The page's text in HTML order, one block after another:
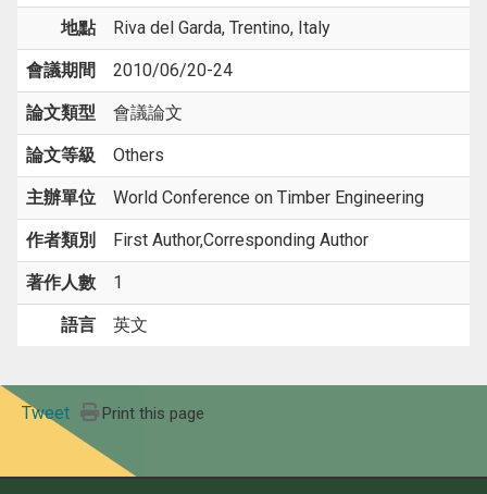
地點 Riva del Garda, Trentino, Italy
會議期間 2010/06/20-24
論文類型 會議論文
論文等級 Others
主辦單位 World Conference on Timber Engineering
作者類別 First Author,Corresponding Author
著作人數 1
語言 英文
Tweet Print this page